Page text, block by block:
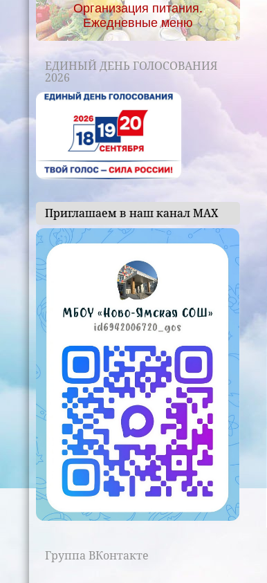
Организация питания.
Ежедневные меню
ЕДИНЫЙ ДЕНЬ ГОЛОСОВАНИЯ
2026
Приглашаем в наш канал МАХ
Группа ВКонтакте